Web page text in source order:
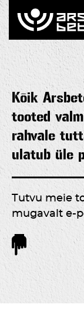
Kõik
tooted
rahvale
ulatub üle
Tutvu meie
mugavalt e-